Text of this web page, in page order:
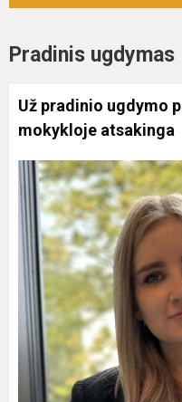
Pradinis
Už pradinio ugdymo
mokykloje atsakinga